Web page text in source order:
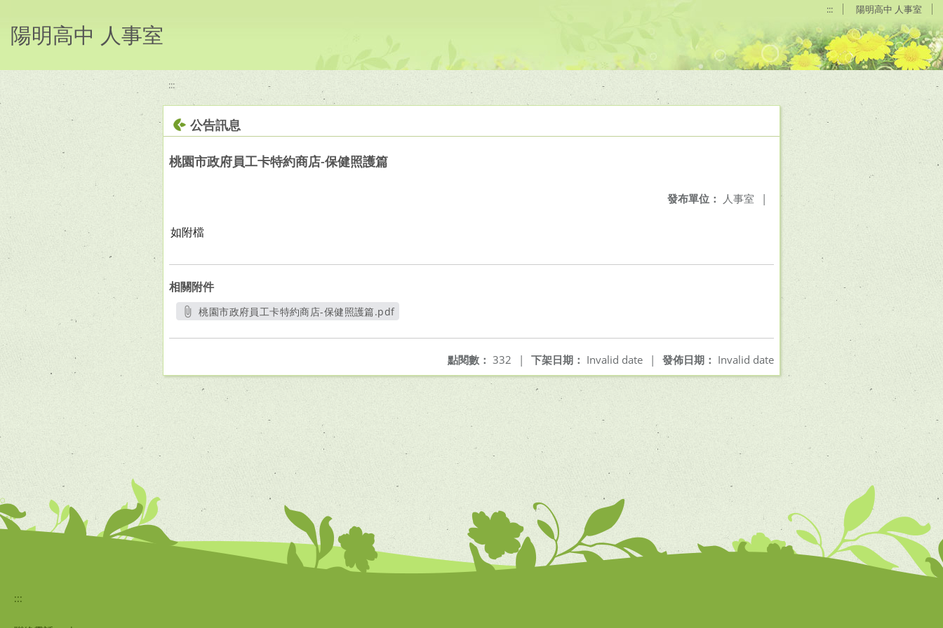
::: 陽明高中 人事室
陽明高中 人事室
:::
公告訊息
桃園市政府員工卡特約商店-保健照護篇
發布單位： 人事室 |
如附檔
相關附件
桃園市政府員工卡特約商店-保健照護篇.pdf
發佈日期： Invalid date
下架日期： Invalid date |
點閱數： 332 |
:::